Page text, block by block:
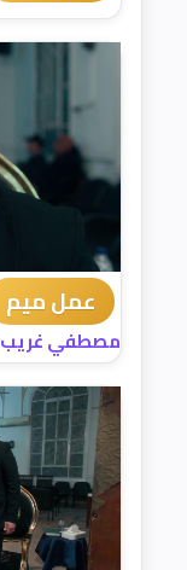
عمل ميم
مصطفي غريب